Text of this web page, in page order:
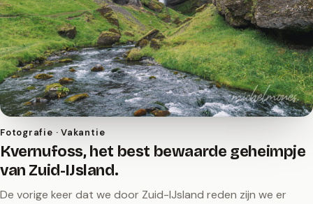
Fotografie · Vakantie
Kvernufoss, het best bewaarde geheimpje
van Zuid-IJsland.
De vorige keer dat we door Zuid-IJsland reden zijn we er